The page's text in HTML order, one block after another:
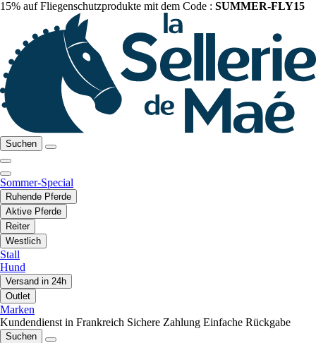
15% auf Fliegenschutzprodukte mit dem Code : SUMMER-FLY15
Suchen
Sommer-Special
Ruhende Pferde
Aktive Pferde
Reiter
Westlich
Stall
Hund
Versand in 24h
Outlet
Marken
Kundendienst in Frankreich Sichere Zahlung Einfache Rückgabe
Suchen